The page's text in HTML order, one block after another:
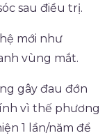
sau điều trị.
mới như
vùng mắt.
gây đau đớn
vì thế phương
1 lần/năm để